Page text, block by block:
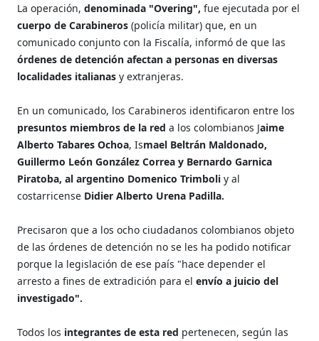
La operación,denominada "Overing", fue ejecutada por el
cuerpo de Carabineros (policía militar) que, en un
comunicado conjunto con la Fiscalía, informó de que las
órdenes de detención afectan a personas en diversas
localidades italianas y extranjeras.
En un comunicado, los Carabineros identificaron entre los
presuntos miembros de la red a los colombianos Jaime
Alberto Tabares Ochoa, Ismael Beltrán Maldonado,
Guillermo León González Correa y Bernardo Garnica
Piratoba, al argentino Domenico Trimboliy al
costarricense Didier Alberto Urena Padilla.
Precisaron que a los ocho ciudadanos colombianos objeto
de las órdenes de detención no se les ha podido notificar
porque la legislación de ese país "hace depender el
arresto a fines de extradición para el envío a juicio del
investigado".
Todos los integrantes de esta red pertenecen, según las